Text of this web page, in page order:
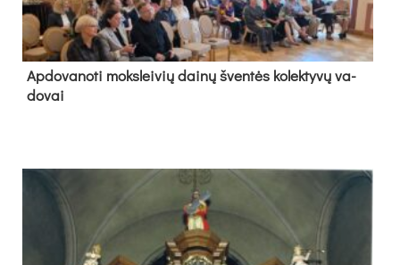
Ap­do­va­no­ti moks­lei­vių dai­nų šven­tės ko­lek­ty­vų va­
do­vai